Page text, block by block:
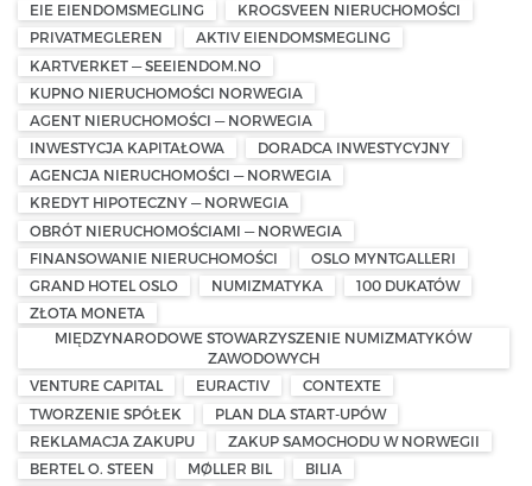
EIE EIENDOMSMEGLING
KROGSVEEN NIERUCHOMOŚCI
PRIVATMEGLEREN
AKTIV EIENDOMSMEGLING
KARTVERKET — SEEIENDOM.NO
KUPNO NIERUCHOMOŚCI NORWEGIA
AGENT NIERUCHOMOŚCI — NORWEGIA
INWESTYCJA KAPITAŁOWA
DORADCA INWESTYCYJNY
AGENCJA NIERUCHOMOŚCI — NORWEGIA
KREDYT HIPOTECZNY — NORWEGIA
OBRÓT NIERUCHOMOŚCIAMI — NORWEGIA
FINANSOWANIE NIERUCHOMOŚCI
OSLO MYNTGALLERI
GRAND HOTEL OSLO
NUMIZMATYKA
100 DUKATÓW
ZŁOTA MONETA
MIĘDZYNARODOWE STOWARZYSZENIE NUMIZMATYKÓW
ZAWODOWYCH
VENTURE CAPITAL
EURACTIV
CONTEXTE
TWORZENIE SPÓŁEK
PLAN DLA START-UPÓW
REKLAMACJA ZAKUPU
ZAKUP SAMOCHODU W NORWEGII
BERTEL O. STEEN
MØLLER BIL
BILIA